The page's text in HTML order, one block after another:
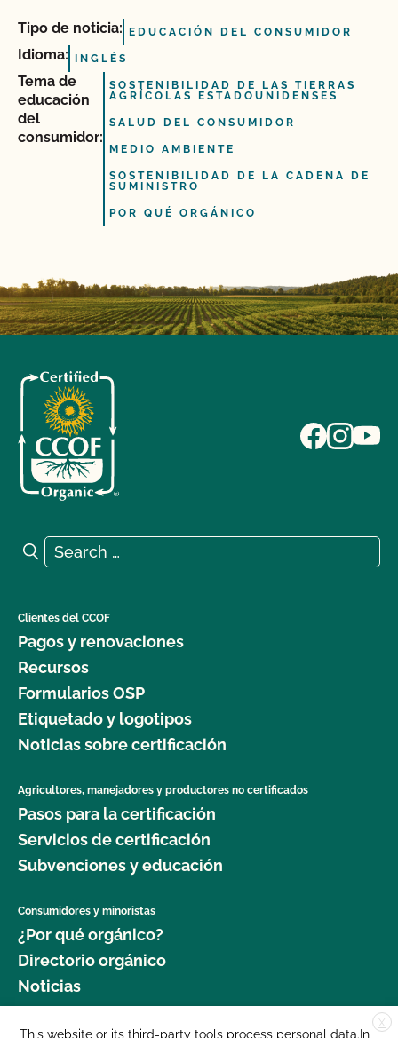
Tipo de noticia: EDUCACIÓN DEL CONSUMIDOR
Idioma: INGLÉS
Tema de
educación
del
consumidor:
SOSTENIBILIDAD DE LAS TIERRAS
AGRÍCOLAS ESTADOUNIDENSES
SALUD DEL CONSUMIDOR
MEDIO AMBIENTE
SOSTENIBILIDAD DE LA CADENA DE
SUMINISTRO
POR QUÉ ORGÁNICO
Search for:
Search
Clientes del CCOF
Pagos y renovaciones
Recursos
Formularios OSP
Etiquetado y logotipos
Noticias sobre certificación
Agricultores, manejadores y productores no certificados
Pasos para la certificación
Servicios de certificación
Subvenciones y educación
Consumidores y minoristas
¿Por qué orgánico?
Directorio orgánico
Noticias
Donar X
This website or its third-party tools process personal data.In